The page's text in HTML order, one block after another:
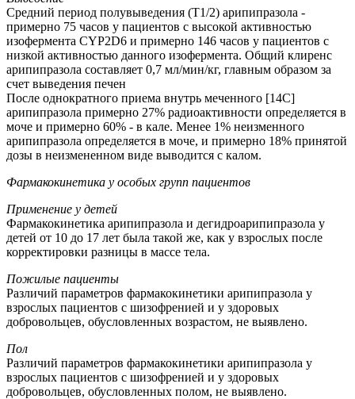
Средний период полувыведения (T1/2) арипипразола -
примерно 75 часов у пациентов с высокой активностью
изофермента CYP2D6 и примерно 146 часов у пациентов с
низкой активностью данного изофермента. Общий клиренс
арипипразола составляет 0,7 мл/мин/кг, главным образом за
счет выведения печен
После однократного приема внутрь меченного [14C]
арипипразола примерно 27% радиоактивности определяется в
моче и примерно 60% - в кале. Менее 1% неизменного
арипипразола определяется в моче, и примерно 18% принятой
дозы в неизмененном виде выводится с калом.
Фармакокинетика у особых групп пациентов
Применение у детей
Фармакокинетика арипипразола и дегидроарипипразола у
детей от 10 до 17 лет была такой же, как у взрослых после
корректировки разницы в массе тела.
Пожилые пациенты
Различий параметров фармакокинетики арипипразола у
взрослых пациентов с шизофренией и у здоровых
добровольцев, обусловленных возрастом, не выявлено.
Пол
Различий параметров фармакокинетики арипипразола у
взрослых пациентов с шизофренией и у здоровых
добровольцев, обусловленных полом, не выявлено.